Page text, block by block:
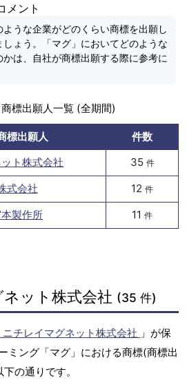
メント
ような企業がどのくらい商標を出願し
ょう。「マグ」においてどのような
は、自社が商標出願する際に参考に
標出願人一覧 (全期間)
標出願人
件数
ト株式会社
35 件
式会社 12 件
製作所 11 件
ット株式会社 (35 件)
ニチレイマグネット株式会社 」が保
ミング「マグ」における商標(商標出
の通りです。